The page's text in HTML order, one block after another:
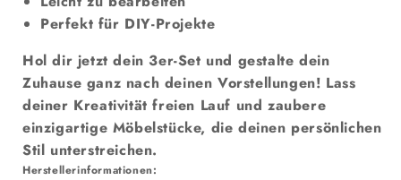
Perfekt für DIY-Projekte
Hol dir jetzt dein 3er-Set und gestalte dein
Zuhause ganz nach deinen Vorstellungen! Lass
deiner Kreativität freien Lauf und zaubere
einzigartige Möbelstücke, die deinen persönlichen
Stil unterstreichen.
Herstellerinformationen: